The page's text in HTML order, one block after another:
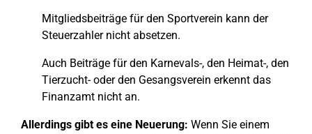
Mitgliedsbeiträge für den Sportverein kann der
Steuerzahler nicht absetzen.
Auch Beiträge für den Karnevals-, den Heimat-, den
Tierzucht- oder den Gesangsverein erkennt das
Finanzamt nicht an.
Allerdings gibt es eine Neuerung: Wenn Sie einem